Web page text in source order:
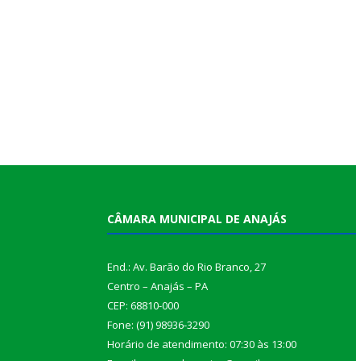
CÂMARA MUNICIPAL DE ANAJÁS
End.: Av. Barão do Rio Branco, 27
Centro – Anajás – PA
CEP: 68810-000
Fone: (91) 98936-3290
Horário de atendimento: 07:30 às 13:00